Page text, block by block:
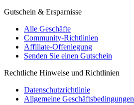
Gutschein & Ersparnisse
Alle Geschäfte
Community-Richtlinien
Affiliate-Offenlegung
Senden Sie einen Gutschein
Rechtliche Hinweise und Richtlinien
Datenschutzrichtlinie
Allgemeine Geschäftsbedingungen